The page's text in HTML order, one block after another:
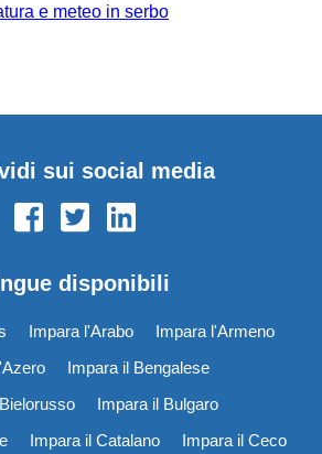
e meteo in serbo
sui social media
disponibili
Impara l'Arabo
Impara l'Armeno
Impara il Bengalese
Impara il Bulgaro
Impara il Catalano
Impara il Ceco